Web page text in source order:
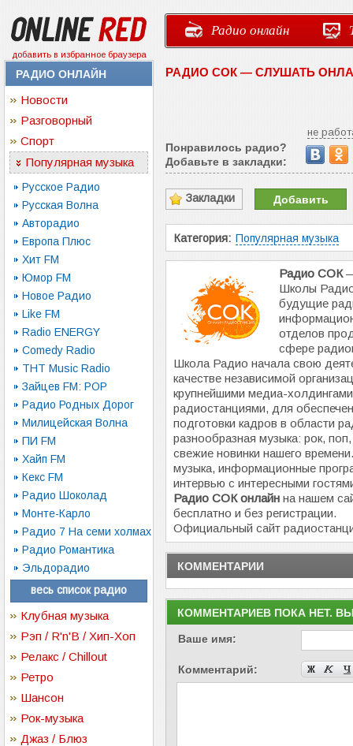
добавить в избранное браузера
Радио онлайн
РАДИО ОНЛАЙН
Новости
Разговорный
Спорт
Популярная музыка
Русское Радио
Русская Волна
Авторадио
Европа Плюс
Хит FM
Юмор FM
Новое Радио
Like FM
Radio ENERGY
Comedy Radio
ТНТ Music Radio
Зайцев FM: POP
Радио Родных Дорог
Милицейская Волна
ПИ FM
Хайп FM
Кекс FM
Радио Шоколад
Монте-Карло
Радио 7 На семи холмах
Радио Романтика
Эльдорадио
весь список радио
Клубная музыка
Рэп / R'n'B / Хип-Хоп
Релакс / Chillout
Ретро
Шансон
Рок-музыка
Джаз / Блюз
РАДИО СОК — СЛУШАТЬ
не
Понравилось радио?
Добавьте в закладки:
Закладки Добавить
Категория: Популярная музыка
Радио СОК—
Школы
будущие
отделов
сфере
Школа Радио начала свою
качестве независимой
крупнейшими медиа-
радиостанциями, для
подготовки кадров в области
разнообразная музыка: рок,
свежие новинки нашего
музыка, информационные
интервью с интересными
Радио СОК онлайн на нашем
бесплатно и без регистрации.
Официальный сайт
КОММЕНТАРИИ
КОММЕНТАРИЕВ ПОКА НЕТ.
Ваше имя:
Комментарий: